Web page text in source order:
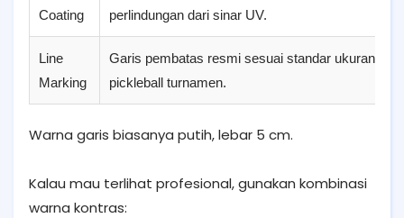
Coating
perlindungan dari sinar UV.
Line
Marking
Garis pembatas resmi sesuai standar ukuran
pickleball turnamen.
Warna garis biasanya putih, lebar 5 cm.
Kalau mau terlihat profesional, gunakan kombinasi
warna kontras: